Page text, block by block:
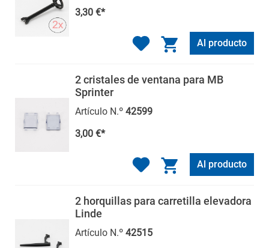
3,30 €*
Al producto
2 cristales de ventana para MB
Sprinter
Artículo N.º 42599
3,00 €*
Al producto
2 horquillas para carretilla elevadora
Linde
Artículo N.º 42515